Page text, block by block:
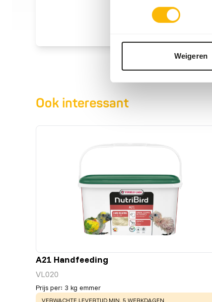
Weigeren
Ook interessant
A21 Handfeeding
VL020
Prijs per: 3 kg emmer
WARNING:
VERWACHTE LEVERTIJD MIN. 5 WERKDAGEN